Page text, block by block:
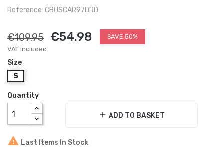
Reference: CBUSCAR97DRD
€109.95 €54.98
SAVE 50%
VAT included
Size
S
Quantity
add ADD TO BASKET
 Last Items In Stock